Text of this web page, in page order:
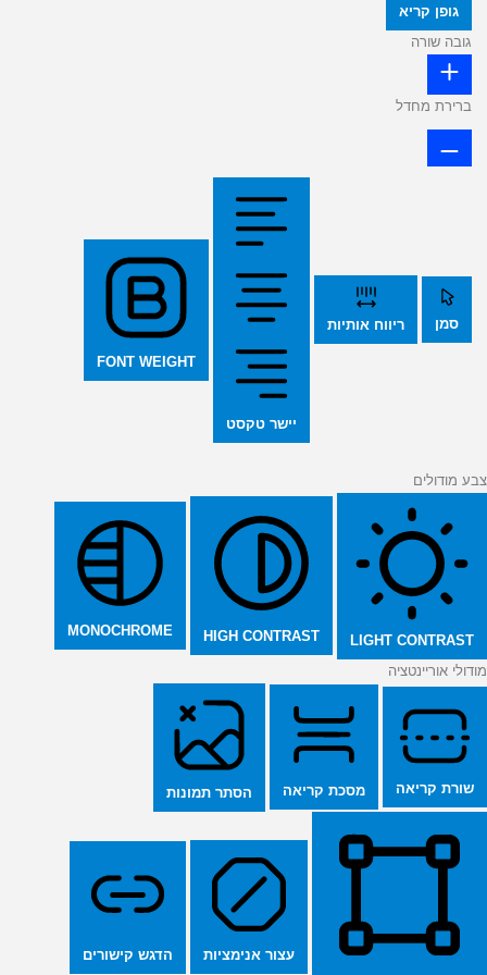
גופן קריא
גובה שורה
ברירת מחדל
סמן ריווח אותיות
יישר טקסט
FONT WEIGHT
צבע מודולים
LIGHT CONTRAST
HIGH CONTRAST
MONOCHROME
מודולי אוריינטציה
שורת קריאה מסכת קריאה הסתר תמונות
עצור אנימציות הדגש קישורים